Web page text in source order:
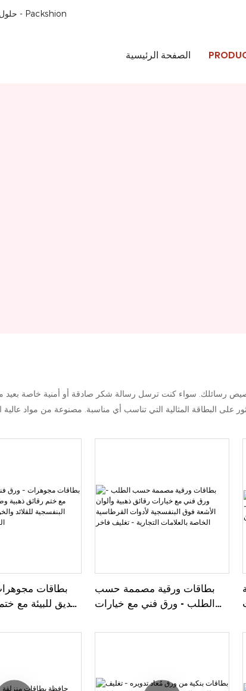
حلول تغليف الورق المصممة خصيصًا للعملاء في جميع أنحاء العالم منذ عام 1996 - Packshion
الصفحة الرئيسية
رسائلك. سواء كنت ترسل رسالة شكر صادقة أو أمنية خاصة بعيد
بطاقات
صديق للبيئة مع
للقلائد
بطاقات ورقية مصممة حسب
الطلب - ورق فني مع خيارات
البنفسجية لأدوات القرطاسية